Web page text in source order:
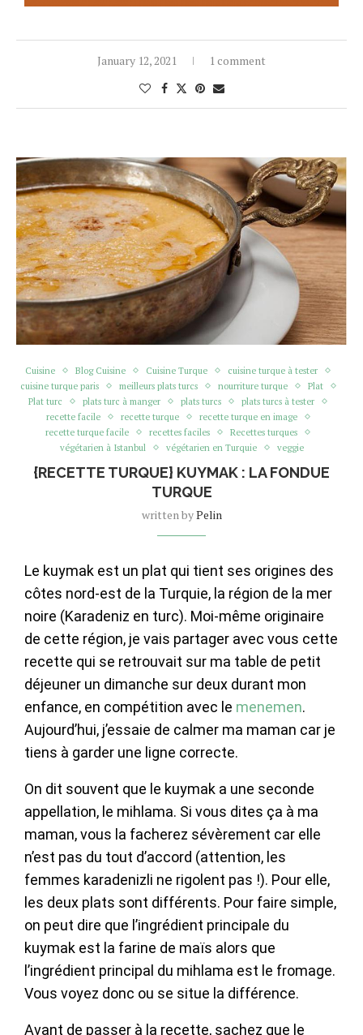
January 12, 2021 1 comment
Cuisine Blog Cuisine Cuisine Turque
cuisine turque à tester
cuisine turque paris
meilleurs plats turcs nourriture turque
Plat
Plat turc
plats turc à manger plats turcs
plats turcs à tester
recette facile
recette turque
recette turque en image
recette turque facile
recettes faciles
Recettes turques
végétarien à Istanbul
végétarien en Turquie veggie
{RECETTE TURQUE} KUYMAK : LA FONDUE
TURQUE
written byPelin
Le kuymak est un plat qui tient ses origines des
côtes nord-est de la Turquie, la région de la mer
noire (Karadeniz en turc). Moi-même originaire
de cette région, je vais partager avec vous cette
recette qui se retrouvait sur ma table de petit
déjeuner un dimanche sur deux durant mon
enfance, en compétition avec le menemen.
Aujourd’hui, j’essaie de calmer ma maman car je
tiens à garder une ligne correcte.
On dit souvent que le kuymak a une seconde
appellation, le mihlama. Si vous dites ça à ma
maman, vous la facherez sévèrement car elle
n’est pas du tout d’accord (attention, les
femmes karadenizli ne rigolent pas !). Pour elle,
les deux plats sont différents. Pour faire simple,
on peut dire que l’ingrédient principale du
kuymak est la farine de maïs alors que
l’ingrédient principal du mihlama est le fromage.
Vous voyez donc ou se situe la différence.
Avant de passer à la recette, sachez que le